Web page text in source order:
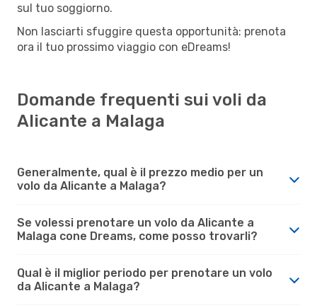
sul tuo soggiorno.
Non lasciarti sfuggire questa opportunità: prenota
ora il tuo prossimo viaggio con eDreams!
Domande frequenti sui voli da
Alicante a Malaga
Generalmente, qual è il prezzo medio per un
volo da Alicante a Malaga?
Se volessi prenotare un volo da Alicante a
Malaga cone Dreams, come posso trovarli?
Qual è il miglior periodo per prenotare un volo
da Alicante a Malaga?